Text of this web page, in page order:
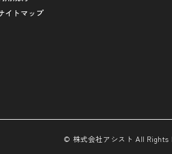
イトマップ
© 株式会社アシスト All Rights